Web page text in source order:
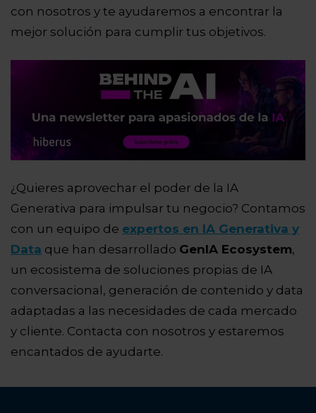
con nosotros y te ayudaremos a encontrar la
mejor solución para cumplir tus objetivos.
¿Quieres aprovechar el poder de la IA
Generativa para impulsar tu negocio? Contamos
con un equipo de expertos en IA Generativa y
Data que han desarrollado GenIA Ecosystem,
un ecosistema de soluciones propias de IA
conversacional, generación de contenido y data
adaptadas a las necesidades de cada mercado
y cliente. Contacta con nosotros y estaremos
encantados de ayudarte.